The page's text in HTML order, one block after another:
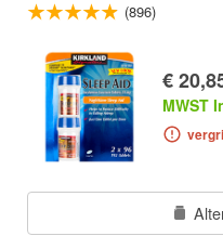
(896)
€
MWST